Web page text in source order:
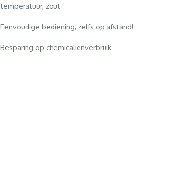
temperatuur, zout
Eenvoudige bediening, zelfs op afstand!
Besparing op chemicaliënverbruik